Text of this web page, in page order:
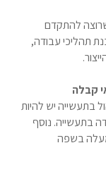
להתקדם
תהליכי עבודה,
קבלה
בתעשייה יש להיות
בתעשייה. נוסף
בשפה